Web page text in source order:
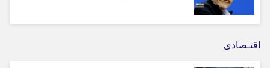
اقتـصادی